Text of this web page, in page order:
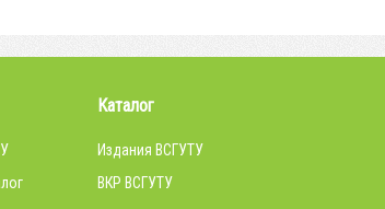
Каталог
Издания ВСГУТУ
ВКР ВСГУТУ